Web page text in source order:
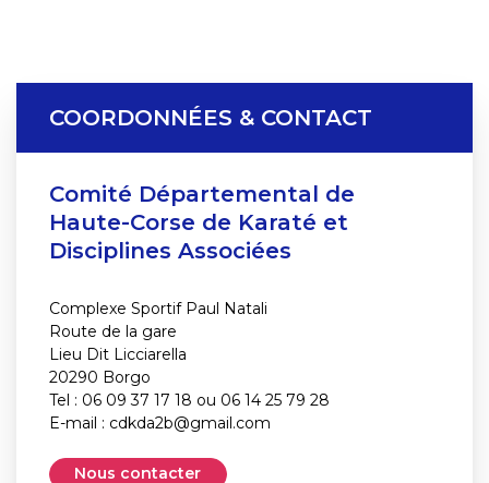
COORDONNÉES & CONTACT
Comité Départemental de
Haute-Corse de Karaté et
Disciplines Associées
Complexe Sportif Paul Natali
Route de la gare
Lieu Dit Licciarella
20290 Borgo
Tel : 06 09 37 17 18 ou 06 14 25 79 28
E-mail : cdkda2b@gmail.com
Nous contacter